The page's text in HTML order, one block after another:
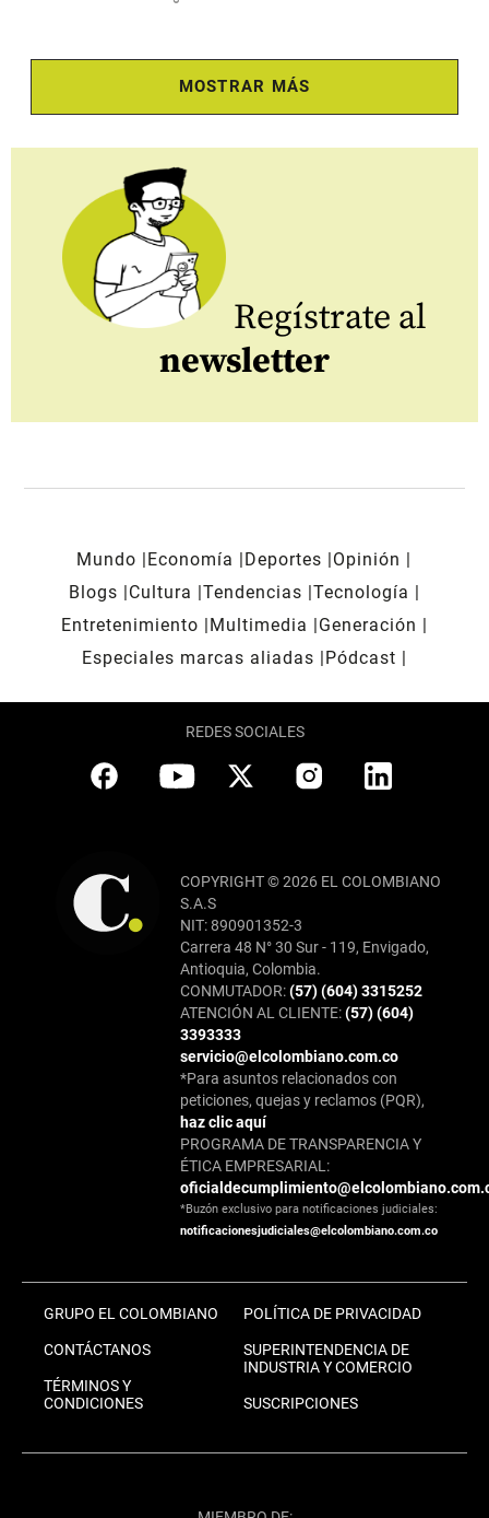
MOSTRAR MÁS
Regístrate al
newsletter
Mundo Economía Deportes
Opinión
Blogs
Cultura Tendencias Tecnología
Entretenimiento
Multimedia
Generación
Especiales marcas aliadas
Pódcast
REDES SOCIALES
COPYRIGHT © 2026 EL COLOMBIANO
S.A.S
NIT: 890901352-3
Carrera 48 N° 30 Sur - 119, Envigado,
Antioquia, Colombia.
CONMUTADOR:(57) (604) 3315252
ATENCIÓN AL CLIENTE:(57) (604)
3393333
servicio@elcolombiano.com.co
*Para asuntos relacionados con
peticiones, quejas y reclamos (PQR),
haz clic aquí
PROGRAMA DE TRANSPARENCIA Y
ÉTICA EMPRESARIAL:
*Buzón exclusivo para notificaciones judiciales:
notificacionesjudiciales@elcolombiano.com.co
GRUPO EL COLOMBIANO
CONTÁCTANOS
TÉRMINOS Y
CONDICIONES
POLÍTICA DE PRIVACIDAD
SUPERINTENDENCIA DE
INDUSTRIA Y COMERCIO
SUSCRIPCIONES